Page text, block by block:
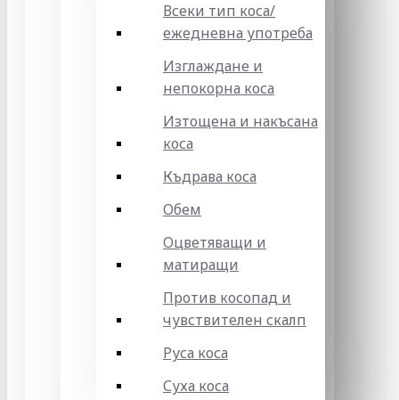
Всеки тип коса/
ежедневна употреба
Изглаждане и
непокорна коса
Изтощена и накъсана
коса
Къдрава коса
Обем
Оцветяващи и
матиращи
Против косопад и
чувствителен скалп
Руса коса
Суха коса